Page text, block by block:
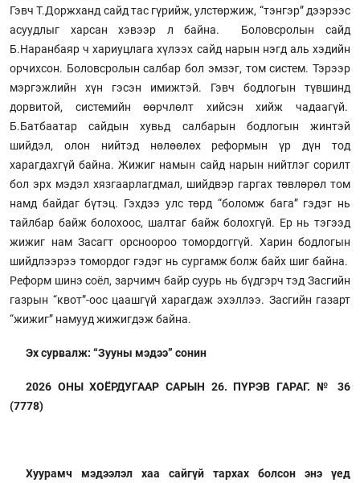
Гэвч Т.Доржханд сайд тас гүрийж, улстөржиж, “тэнгэр” дээрээс
асуудлыг харсан хэвээр л байна. Боловсролын сайд
Б.Наранбаяр ч хариуцлага хүлээх сайд нарын нэгд аль хэдийн
орчихсон. Боловсролын салбар бол эмзэг, том систем. Тэрээр
мэргэжлийн хүн гэсэн имижтэй. Гэвч бодлогын түвшинд
дорвитой, системийн өөрчлөлт хийсэн хийж чадаагүй.
Б.Батбаатар сайдын хувьд салбарын бодлогын жинтэй
шийдэл, олон нийтэд нөлөөлөх реформын үр дүн тод
харагдахгүй байна. Жижиг намын сайд нарын нийтлэг сорилт
бол эрх мэдэл хязгаарлагдмал, шийдвэр гаргах төвлөрөл том
намд байдаг бүтэц. Гэхдээ улс төрд “боломж бага” гэдэг нь
тайлбар байж болохоос, шалтаг байж болохгүй. Ер нь тэгээд
жижиг нам Засагт орсноороо томордоггүй. Харин бодлогын
шийдлээрээ томордог гэдэг нь сургамж болж байх шиг байна.
Реформ шинэ соёл, зарчимч байр суурь нь бүдгэрч тэд Засгийн
газрын “квот”-оос цаашгүй харагдаж эхэллээ. Засгийн газарт
“жижиг” намууд жижигдэж байна.
Эх сурвалж: “Зууны мэдээ” сонин
2026 ОНЫ ХОЁРДУГААР САРЫН 26. ПҮРЭВ ГАРАГ. № 36
(7778)
Хуурамч мэдээлэл хаа сайгүй тархах болсон энэ үед